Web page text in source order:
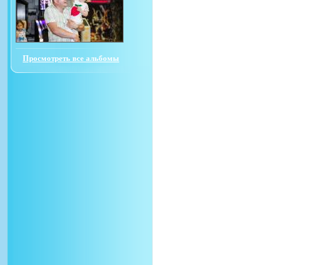
Просмотреть все альбомы